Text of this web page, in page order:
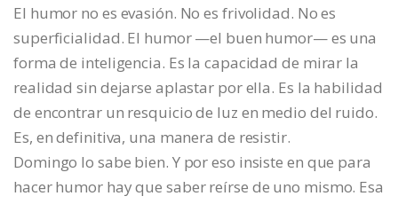
El humor no es evasión. No es frivolidad. No es
superficialidad. El humor —el buen humor— es una
forma de inteligencia. Es la capacidad de mirar la
realidad sin dejarse aplastar por ella. Es la habilidad
de encontrar un resquicio de luz en medio del ruido.
Es, en definitiva, una manera de resistir.
Domingo lo sabe bien. Y por eso insiste en que para
hacer humor hay que saber reírse de uno mismo. Esa